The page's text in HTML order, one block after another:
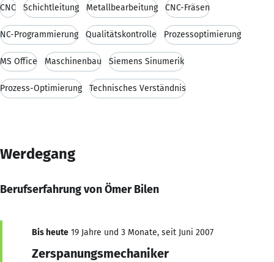
CNC Schichtleitung Metallbearbeitung CNC-Fräsen
NC-Programmierung Qualitätskontrolle Prozessoptimierung
MS Office Maschinenbau Siemens Sinumerik
Prozess-Optimierung Technisches Verständnis
Werdegang
Berufserfahrung von Ömer Bilen
Bis heute 19 Jahre und 3 Monate, seit Juni 2007
Zerspanungsmechaniker